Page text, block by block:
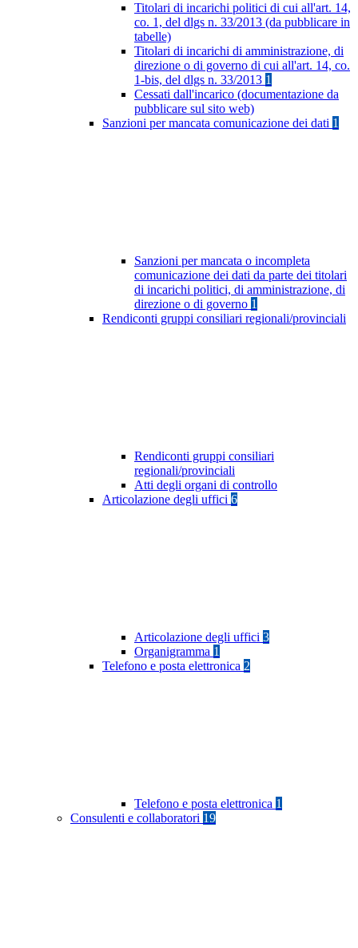
Titolari di incarichi politici di cui all'art. 14,
co. 1, del dlgs n. 33/2013 (da pubblicare in
tabelle)
Titolari di incarichi di amministrazione, di
direzione o di governo di cui all'art. 14, co.
1-bis, del dlgs n. 33/2013 1
Cessati dall'incarico (documentazione da
pubblicare sul sito web)
Sanzioni per mancata comunicazione dei dati 1
Sanzioni per mancata o incompleta
comunicazione dei dati da parte dei titolari
di incarichi politici, di amministrazione, di
direzione o di governo 1
Rendiconti gruppi consiliari regionali/provinciali
Rendiconti gruppi consiliari
regionali/provinciali
Atti degli organi di controllo
Articolazione degli uffici 6
Articolazione degli uffici 3
Organigramma 1
Telefono e posta elettronica 2
Telefono e posta elettronica 1
Consulenti e collaboratori 19